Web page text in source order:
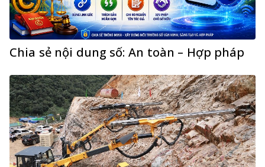
Chia sẻ nội dung số: An toàn – Hợp pháp